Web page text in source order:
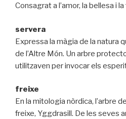
Consagrat a l’amor, la bellesa i
servera
Expressa la màgia de la natura
de l’Altre Món. Un arbre
utilitzaven per invocar els
freixe
En la mitologia nòrdica, l’arbre
freixe, Yggdrasill. De les seves